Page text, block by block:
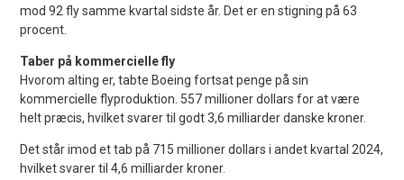
mod 92 fly samme kvartal sidste år. Det er en stigning på 63
procent.
Taber på kommercielle fly
Hvorom alting er, tabte Boeing fortsat penge på sin
kommercielle flyproduktion. 557 millioner dollars for at være
helt præcis, hvilket svarer til godt 3,6 milliarder danske kroner.
Det står imod et tab på 715 millioner dollars i andet kvartal 2024,
hvilket svarer til 4,6 milliarder kroner.